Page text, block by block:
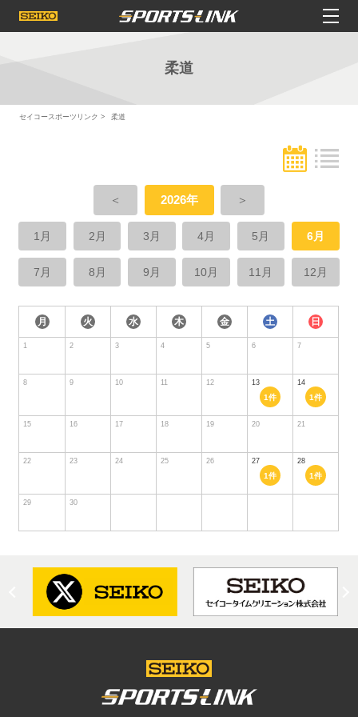
柔道
セイコースポーツリンク 柔道
＜ 2026年 ＞
1月 2月 3月 4月 5月 6月
7月 8月 9月 10月 11月 12月
月 火 水 木 金 土 日
1 2 3 4 5 6 7
8 9 10 11 12 13
1件
14
1件
15 16 17 18 19 20 21
22 23 24 25 26 27
1件
28
1件
29 30